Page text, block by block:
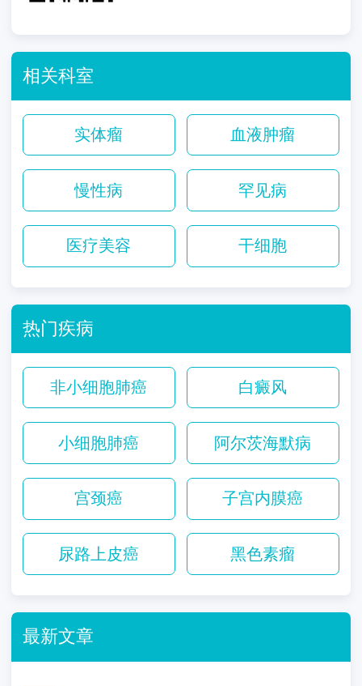
相关科室
实体瘤 血液肿瘤
慢性病 罕见病
医疗美容 干细胞
热门疾病
非小细胞肺癌 白癜风
小细胞肺癌 阿尔茨海默病
宫颈癌 子宫内膜癌
尿路上皮癌 黑色素瘤
最新文章